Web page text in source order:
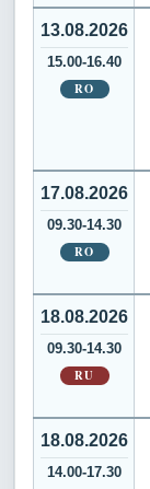
13.08.2026
15.00-16.40
RO
17.08.2026
09.30-14.30
RO
18.08.2026
09.30-14.30
RU
18.08.2026
14.00-17.30